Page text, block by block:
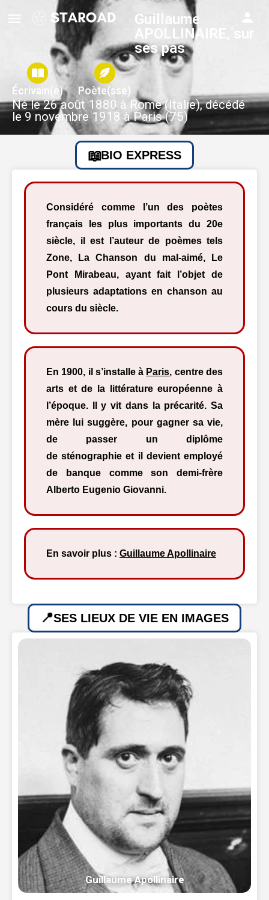
Guillaume
APOLLINAIRE, sur
ses pas
Écrivain(e) Poète(sse)
Né le 26 août 1880 à Rome (Italie), décédé
le 9 novembre 1918 à Paris (75)
BIO EXPRESS
Considéré comme l’un des poètes
français les plus importants du 20e
siècle, il est l’auteur de poèmes tels
Zone, La Chanson du mal-aimé, Le
Pont Mirabeau, ayant fait l’objet de
plusieurs adaptations en chanson au
cours du siècle.
En 1900, il s’installe à Paris, centre des
arts et de la littérature européenne à
l’époque. Il y vit dans la précarité. Sa
mère lui suggère, pour gagner sa vie,
de passer un diplôme
de sténographie et il devient employé
de banque comme son demi-frère
Alberto Eugenio Giovanni.
En savoir plus : Guillaume Apollinaire
SES LIEUX DE VIE EN IMAGES
Guillaume Apollinaire